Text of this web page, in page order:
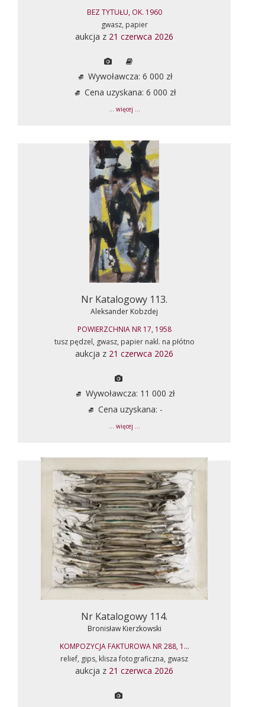
BEZ TYTUŁU, OK. 1960
gwasz, papier
aukcja z 21 czerwca 2026
Wywoławcza: 6 000 zł
Cena uzyskana: 6 000 zł
... więcej ...
Nr Katalogowy 113.
Aleksander Kobzdej
POWIERZCHNIA NR 17, 1958
tusz pędzel, gwasz, papier nakl. na płótno
aukcja z 21 czerwca 2026
Wywoławcza: 11 000 zł
Cena uzyskana: -
... więcej ...
Nr Katalogowy 114.
Bronisław Kierzkowski
KOMPOZYCJA FAKTUROWA NR 288, 1...
relief, gips, klisza fotograficzna, gwasz
aukcja z 21 czerwca 2026